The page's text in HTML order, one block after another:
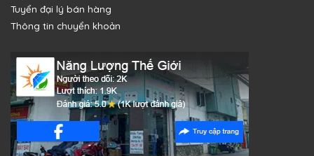
Tuyển đại lý bán hàng
Thông tin chuyển khoản